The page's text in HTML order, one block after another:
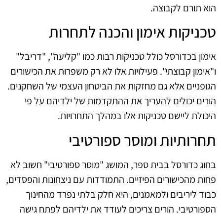
הוא תורם לקבוצה.
טכניקות אימון והכנה לתחרות
אימון בכדורסל כולל טכניקות רבות כמו "קליעה", "דריבל"
ו"אימון קבוצתי". פעילויות אלו לא רק משפרות את הכישורים
הגופניים אלא גם מחזקות את הביטחון העצמי של השחקנים.
הורים יכולים להעריך את ההתקדמות של ילדיהם על פי
היכולת ליישם טכניקות אלו במהלך התחרויות.
תחרותיות ומוסר ספורטיבי
בחוג כדורסל בבית ספר, המושג "מוסר ספורטיבי" חשוב לא
פחות מהכישורים הפיזיים. התמודדות עם ניצחונות והפסדים,
כבוד ליריבים ולמאמנים, היא חלק בלתי נפרד מהחינוך
הספורטיבי. הורים צריכים לעודד את ילדיהם לפתח גישה